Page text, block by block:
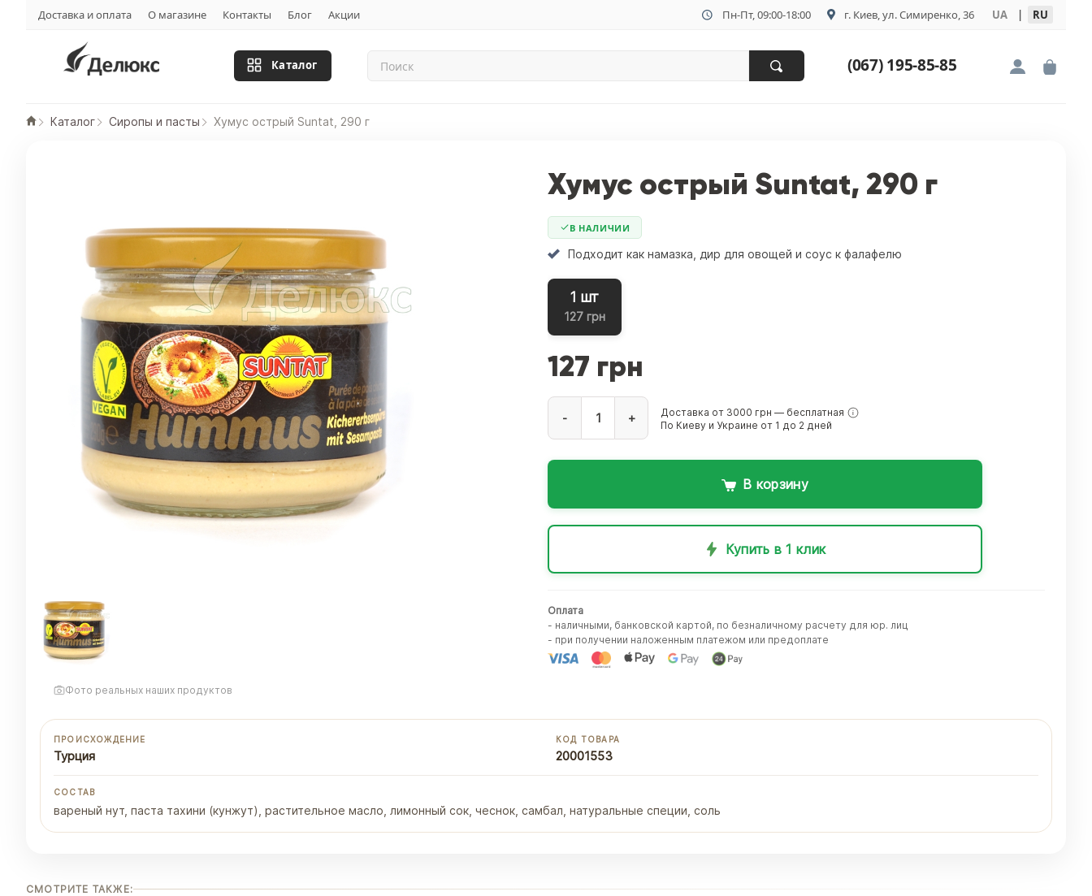
Доставка и оплата О магазине Контакты Блог Акции Пн-Пт, 09:00-18:00 г. Киев, ул. Симиренко, 36 UA | RU
Каталог (067) 195-85-85
Каталог Сиропы и пасты Хумус острый Suntat, 290 г
Фото реальных наших продуктов
Хумус острый Suntat, 290 г
В НАЛИЧИИ
Подходит как намазка, диp для овощей и соус к фалафелю
1 шт
127 грн
127 грн
- +
Доставка от 3000 грн — бесплатная
По Киеву и Украине от 1 до 2 дней
В корзину
Купить в 1 клик
Оплата
- наличными, банковской картой, по безналичному расчету для юр. лиц
- при получении наложенным платежом или предоплате
ПРОИСХОЖДЕНИЕ
Турция
КОД ТОВАРА
20001553
СОСТАВ
вареный нут, паста тахини (кунжут), растительное масло, лимонный сок, чеснок, самбал, натуральные специи, соль
СМОТРИТЕ ТАКЖЕ: